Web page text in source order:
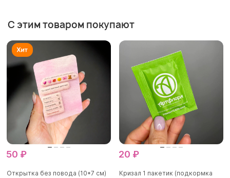
С этим товаром покупают
50 ₽
Открытка без повода (10*7 см)
20 ₽
Кризал 1 пакетик (подкормка